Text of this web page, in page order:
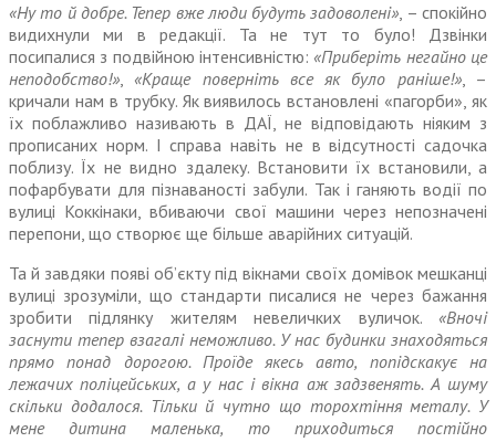
«Ну то й добре. Тепер вже люди будуть задоволені», – спокійно
видихнули ми в редакції. Та не тут то було! Дзвінки
посипалися з подвійною інтенсивністю: «Приберіть негайно це
непо­добство!», «Краще поверніть все як було раніше!», –
кричали нам в трубку. Як виявилось встановлені «пагорби», як
їх поблажливо називають в ДАЇ, не відповіда­ють ніяким з
прописаних норм. І справа навіть не в відсутності садочка
поблизу. Їх не видно зда­леку. Встановити їх встановили, а
пофарбувати для пізнаваності забули. Так і ганяють водії по
вулиці Коккінаки, вбиваючи свої машини через непозначені
перепони, що створює ще більше аварійних ситуацій.
Та й завдяки появі об’єкту під вікнами своїх домівок мешканці
вулиці зрозуміли, що стандарти писалися не через бажання
зробити підлянку жителям неве­личких вуличок. «Вночі
заснути тепер взагалі неможливо. У нас будинки знаходяться
прямо понад дорогою. Проїде якесь авто, попід­скакує на
лежачих поліцейських, а у нас і вікна аж задзвенять. А шуму
скільки додалося. Тільки й чутно що торохтіння металу. У
мене дитина маленька, то при­ходиться постійно